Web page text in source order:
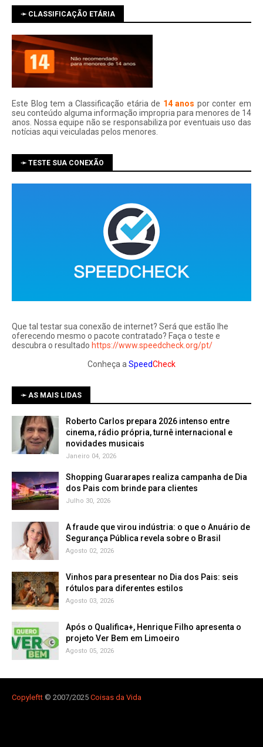
➛ CLASSIFICAÇÃO ETÁRIA
Este Blog tem a Classificação etária de 14 anos por conter em
seu conteúdo alguma informação impropria para menores de 14
anos. Nossa equipe não se responsabiliza por eventuais uso das
notí­cias aqui veiculadas pelos menores.
➛ TESTE SUA CONEXÃO
Que tal testar sua conexão de internet? Será que estão lhe
oferecendo mesmo o pacote contratado? Faça o teste e
descubra o resultado https://www.speedcheck.org/pt/
Conheça a SpeedCheck
➛ AS MAIS LIDAS
Roberto Carlos prepara 2026 intenso entre
cinema, rádio própria, turnê internacional e
novidades musicais
Janeiro 04, 2026
Shopping Guararapes realiza campanha de Dia
dos Pais com brinde para clientes
Julho 30, 2026
A fraude que virou indústria: o que o Anuário de
Segurança Pública revela sobre o Brasil
Agosto 02, 2026
Vinhos para presentear no Dia dos Pais: seis
rótulos para diferentes estilos
Agosto 03, 2026
Após o Qualifica+, Henrique Filho apresenta o
projeto Ver Bem em Limoeiro
Agosto 05, 2026
Copyleftt © 2007/2025 Coisas da Vida